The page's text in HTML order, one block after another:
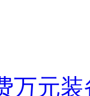
万元